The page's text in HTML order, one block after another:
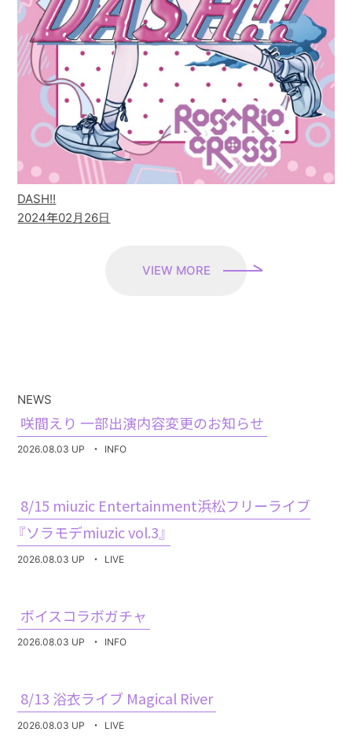
DASH!!
2024年02月26日
VIEW MORE
NEWS
咲間えり 一部出演内容変更のお知らせ
2026.08.03 UP ・ INFO
8/15 miuzic Entertainment浜松フリーライブ
『ソラモデmiuzic vol.3』
2026.08.03 UP ・ LIVE
ボイスコラボガチャ
2026.08.03 UP ・ INFO
8/13 浴衣ライブ Magical River
2026.08.03 UP ・ LIVE